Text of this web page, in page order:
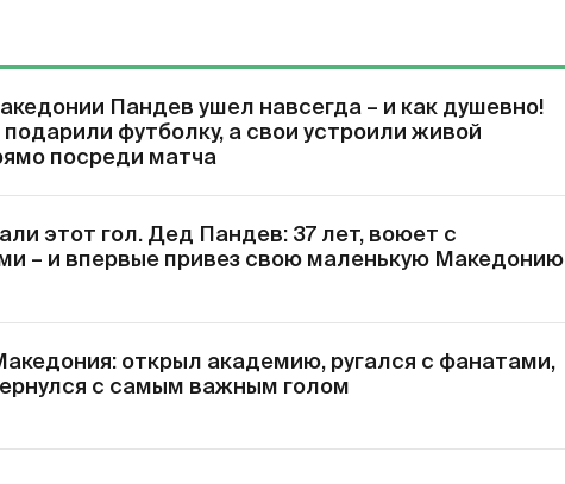
Пандев ушел навсегда – и как душевно!
футболку, а свои устроили живой
посреди матча
этот гол. Дед Пандев: 37 лет, воюет с
– и впервые привез свою маленькую Македонию
открыл академию, ругался с фанатами,
с самым важным голом